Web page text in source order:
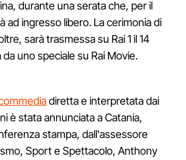
durante una serata che, per il
ad ingresso libero. La cerimonia di
sarà trasmessa su Rai 1 il 14
da uno speciale su Rai Movie.
diretta e interpretata dai
è stata annunciata a Catania,
stampa, dall'assessore
Sport e Spettacolo, Anthony